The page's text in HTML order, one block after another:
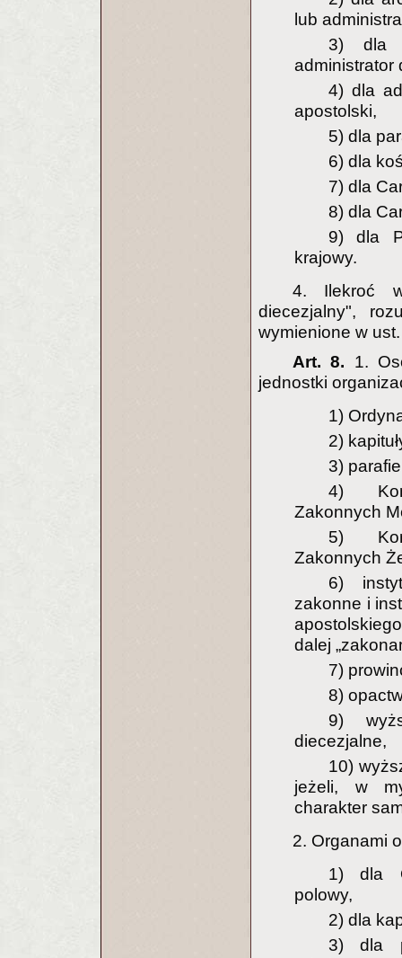
lub
3) dla
administrator
4) dla
apostolski,
5) dla
6) dla
7) dla
8) dla
9) dla
krajowy.
4. Ilekroć
diecezjalny",
wymienione w
Art. 8. 1.
jednostki
1)
2)
3)
4)
Zakonnych
5)
Zakonnych
6)
zakonne i
dalej
7)
8)
9)
diecezjalne,
10)
jeżeli, w
charakter
2. Organami
1) dla
polowy,
2) dla
3) dla